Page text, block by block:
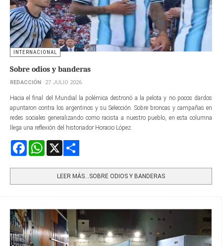
INTERNACIONAL
Sobre odios y banderas
REDACCIÓN 27 JULIO 2026
Hacia el final del Mundial la polémica destronó a la pelota y no pocos dardos
apuntaron contra los argentinos y su Selección. Sobre broncas y campañas en
redes sociales generalizando como racista a nuestro pueblo, en esta columna
llega una reflexión del historiador Horacio López.
FacebookWhatsApp
LEER MÁS…SOBRE ODIOS Y BANDERAS